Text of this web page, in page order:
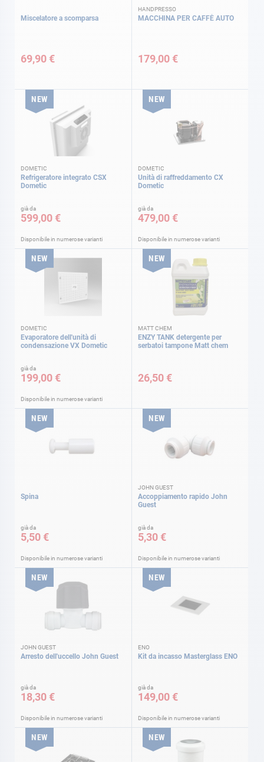
Miscelatore a scomparsa
69,90 €
HANDPRESSO
MACCHINA PER CAFFÈ AUTO
179,00 €
NEW
DOMETIC
Refrigeratore integrato CSX
Dometic
già da
599,00 €
Disponibile in numerose varianti
NEW
DOMETIC
Unità di raffreddamento CX
Dometic
già da
479,00 €
Disponibile in numerose varianti
NEW
DOMETIC
Evaporatore dell'unità di
condensazione VX Dometic
già da
199,00 €
Disponibile in numerose varianti
NEW
MATT CHEM
ENZY TANK detergente per
serbatoi tampone Matt chem
26,50 €
NEW
Spina
già da
5,50 €
Disponibile in numerose varianti
NEW
JOHN GUEST
Accoppiamento rapido John
Guest
già da
5,30 €
Disponibile in numerose varianti
NEW
JOHN GUEST
Arresto dell'uccello John Guest
già da
18,30 €
Disponibile in numerose varianti
NEW
ENO
Kit da incasso Masterglass ENO
già da
149,00 €
Disponibile in numerose varianti
NEW NEW